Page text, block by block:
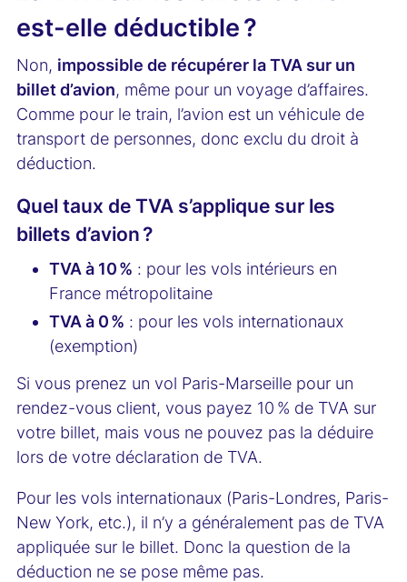
est-elle déductible ?
Non, impossible de récupérer la TVA sur un
billet d’avion, même pour un voyage d’affaires.
Comme pour le train, l’avion est un véhicule de
transport de personnes, donc exclu du droit à
déduction.
Quel taux de TVA s’applique sur les
billets d’avion ?
TVA à 10 % : pour les vols intérieurs en
France métropolitaine
TVA à 0 % : pour les vols internationaux
(exemption)
Si vous prenez un vol Paris-Marseille pour un
rendez-vous client, vous payez 10 % de TVA sur
votre billet, mais vous ne pouvez pas la déduire
lors de votre déclaration de TVA.
Pour les vols internationaux (Paris-Londres, Paris-
New York, etc.), il n’y a généralement pas de TVA
appliquée sur le billet. Donc la question de la
déduction ne se pose même pas.